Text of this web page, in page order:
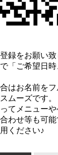
録をお願い致
「ご希望日
はお名前をフ
ムーズです。
てメニュー
わせ等も可能
ください♪